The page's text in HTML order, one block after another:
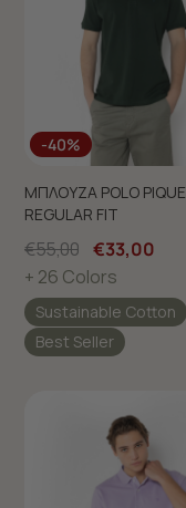
-40%
ΜΠΛΟΥΖΑ POLO PIQUE
REGULAR FIT
€55,00 €33,00
+ 26 Colors
Sustainable Cotton
Best Seller